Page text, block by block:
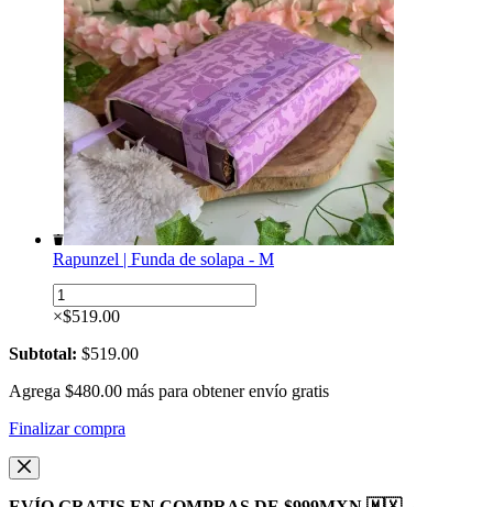
Rapunzel | Funda de solapa - M
Rapunzel
|
de
-
cantidad
×$519.00
Subtotal: $519.00
Agrega $480.00 más para obtener envío gratis
Finalizar compra